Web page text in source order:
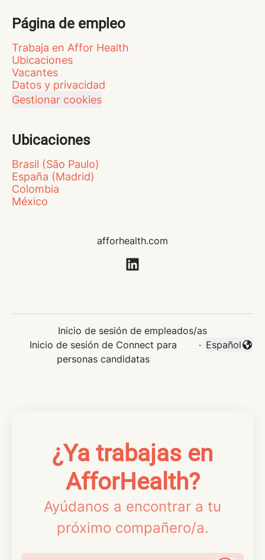
Página de empleo
Trabaja en Affor Health
Ubicaciones
Vacantes
Datos y privacidad
Gestionar cookies
Ubicaciones
Brasil (São Paulo)
España (Madrid)
Colombia
México
afforhealth.com
Inicio de sesión de empleados/as
Inicio de sesión de Connect para
personas candidatas
·
Cambiar
Español
¿Ya trabajas en
AfforHealth?
Ayúdanos a encontrar a tu
próximo compañero/a.